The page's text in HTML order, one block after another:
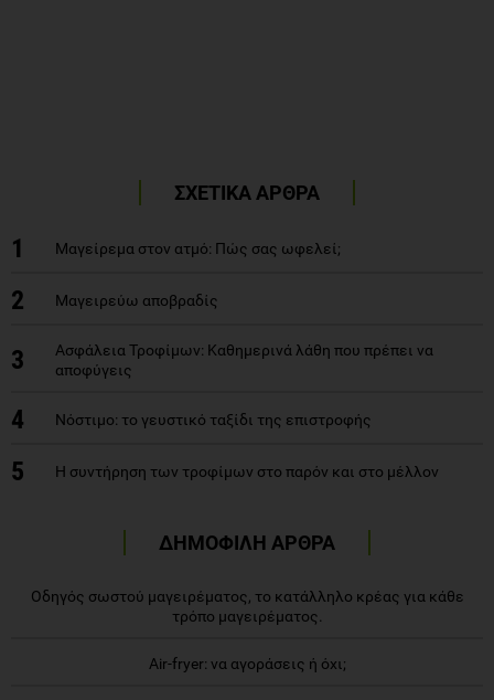
ΣΧΕΤΙΚΑ ΑΡΘΡΑ
1 Μαγείρεμα στον ατμό: Πώς σας ωφελεί;
2 Μαγειρεύω αποβραδίς
3
Ασφάλεια Τροφίμων: Καθημερινά λάθη που πρέπει να
αποφύγεις
4 Νόστιμο: το γευστικό ταξίδι της επιστροφής
5 Η συντήρηση των τροφίμων στο παρόν και στο μέλλον
ΔΗΜΟΦΙΛΗ ΑΡΘΡΑ
Οδηγός σωστού μαγειρέματος, το κατάλληλο κρέας για κάθε
τρόπο μαγειρέματος.
Air-fryer: να αγοράσεις ή όχι;